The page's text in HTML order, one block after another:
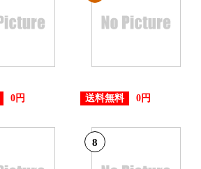
2019/03/01
2019/02/27
0円 送料無料 0円
8